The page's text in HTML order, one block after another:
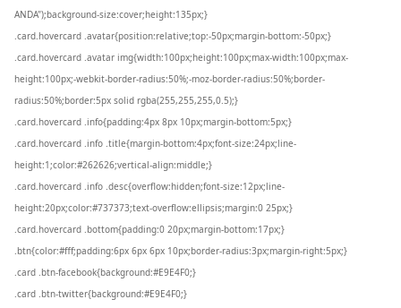
ANDA");background-size:cover;height:135px;}
.card.hovercard .avatar{position:relative;top:-50px;margin-bottom:-50px;}
.card.hovercard .avatar img{width:100px;height:100px;max-width:100px;max-
height:100px;-webkit-border-radius:50%;-moz-border-radius:50%;border-
radius:50%;border:5px solid rgba(255,255,255,0.5);}
.card.hovercard .info{padding:4px 8px 10px;margin-bottom:5px;}
.card.hovercard .info .title{margin-bottom:4px;font-size:24px;line-
height:1;color:#262626;vertical-align:middle;}
.card.hovercard .info .desc{overflow:hidden;font-size:12px;line-
height:20px;color:#737373;text-overflow:ellipsis;margin:0 25px;}
.card.hovercard .bottom{padding:0 20px;margin-bottom:17px;}
.btn{color:#fff;padding:6px 6px 6px 10px;border-radius:3px;margin-right:5px;}
.card .btn-facebook{background:#E9E4F0;}
.card .btn-twitter{background:#E9E4F0;}